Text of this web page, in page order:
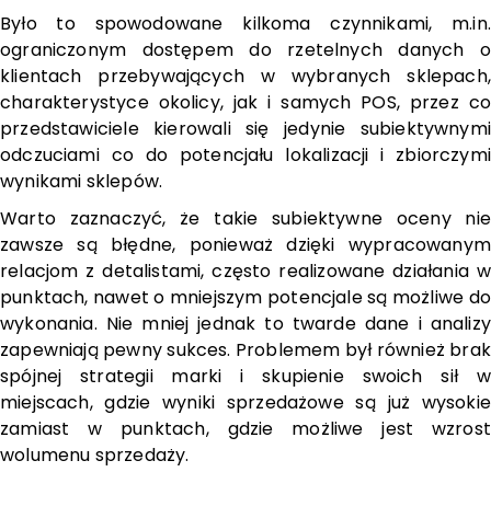
Było to spowodowane kilkoma czynnikami, m.in.
ograniczonym dostępem do rzetelnych danych o
klientach przebywających w wybranych sklepach,
charakterystyce okolicy, jak i samych POS, przez co
przedstawiciele kierowali się jedynie subiektywnymi
odczuciami co do potencjału lokalizacji i zbiorczymi
wynikami sklepów.
Warto zaznaczyć, że takie subiektywne oceny nie
zawsze są błędne, ponieważ dzięki wypracowanym
relacjom z detalistami, często realizowane działania w
punktach, nawet o mniejszym potencjale są możliwe do
wykonania. Nie mniej jednak to twarde dane i analizy
zapewniają pewny sukces. Problemem był również brak
spójnej strategii marki i skupienie swoich sił w
miejscach, gdzie wyniki sprzedażowe są już wysokie
zamiast w punktach, gdzie możliwe jest wzrost
wolumenu sprzedaży.